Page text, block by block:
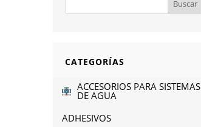
CATEGORÍAS
ACCESORIOS PARA SISTEMAS
DE AGUA
ADHESIVOS